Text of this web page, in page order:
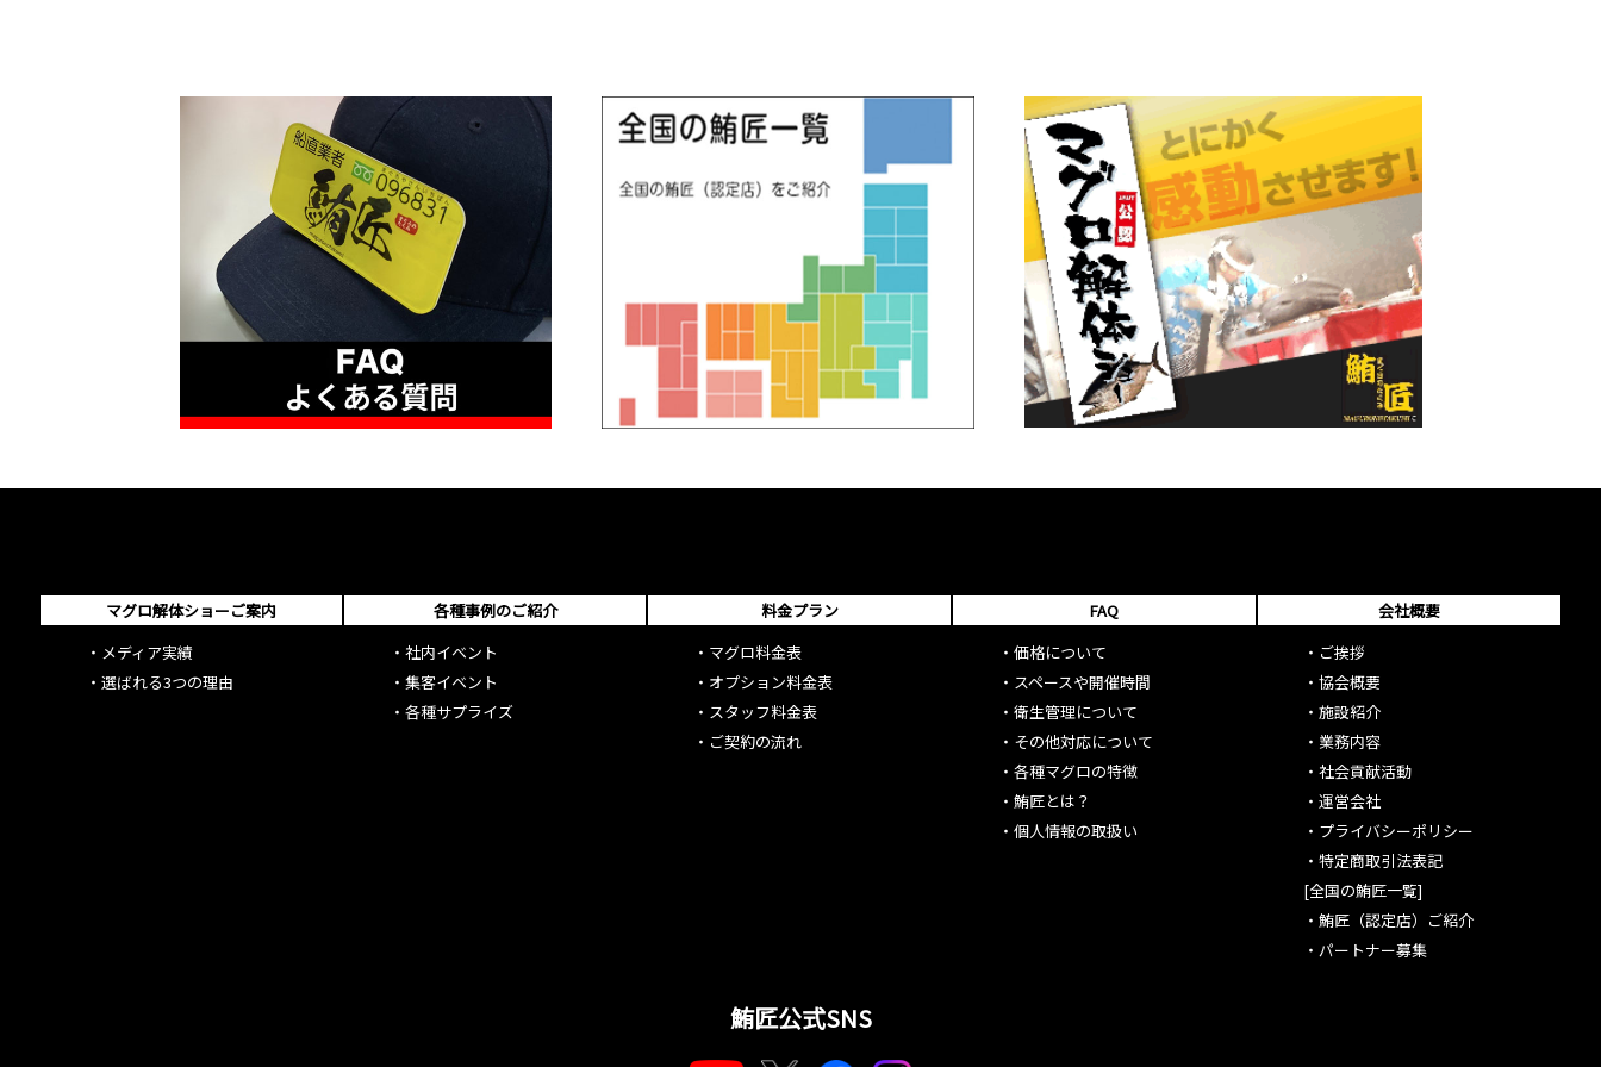
マグロ解体ショーご案内
・ メディア実績
・ 選ばれる3つの理由
各種事例のご紹介
・ 社内イベント
・ 集客イベント
・ 各種サプライズ
料金プラン
・ マグロ料金表
・ オプション料金表
・ スタッフ料金表
・ ご契約の流れ
FAQ
・価格について
・ スペースや開催時間
・衛生管理について
・ その他対応について
・各種マグロの特徴
・鮪匠とは？
・個人情報の取扱い
会社概要
・ ご挨拶
・協会概要
・施設紹介
・ 業務内容
・社会貢献活動
・運営会社
・ プライバシーポリシー
・特定商取引法表記
[全国の鮪匠一覧]
・鮪匠（認定店）ご紹介
・ パートナー募集
鮪匠公式SNS